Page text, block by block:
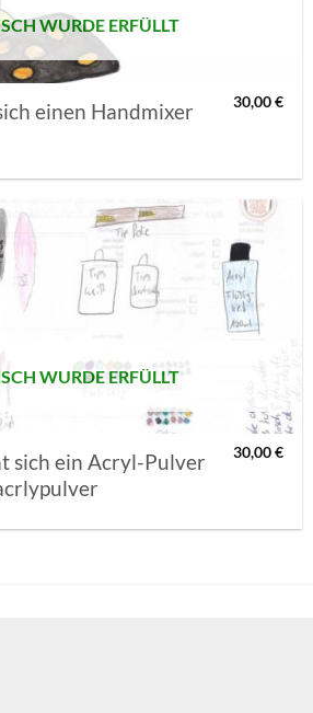
WURDE ERFÜLLT
einen Handmixer 30,00€
AUF MEINE
MERKLISTE
SETZEN
WURDE ERFÜLLT
sich ein Acryl-Pulver
30,00€